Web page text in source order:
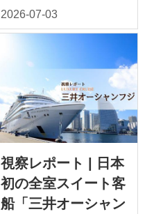
日間3プレー
視察レポート | 日本
初の全室スイート客
船「三井オーシャン